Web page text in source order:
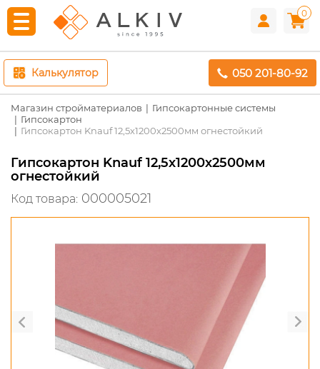
0
Калькулятор 050 201-80-92
Магазин стройматериалов
Гипсокартонные системы
Гипсокартон
Гипсокартон Knauf 12,5х1200х2500мм огнестойкий
Гипсокартон Knauf 12,5х1200х2500мм
огнестойкий
Код товара: 000005021